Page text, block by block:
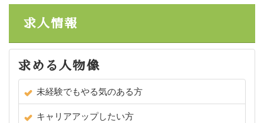
求人情報
求める人物像
未経験でもやる気のある方
キャリアアップしたい方